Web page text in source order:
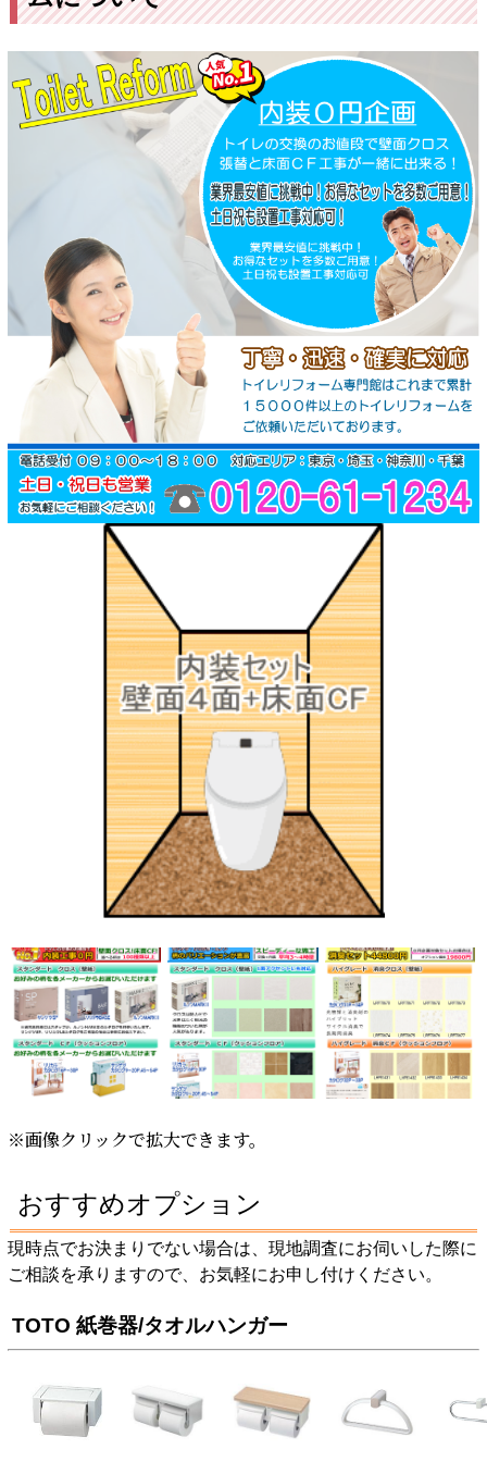
※画像クリックで拡大できます。
おすすめオプション
現時点でお決まりでない場合は、現地調査にお伺いした際に
ご相談を承りますので、お気軽にお申し付けください。
TOTO 紙巻器/タオルハンガー